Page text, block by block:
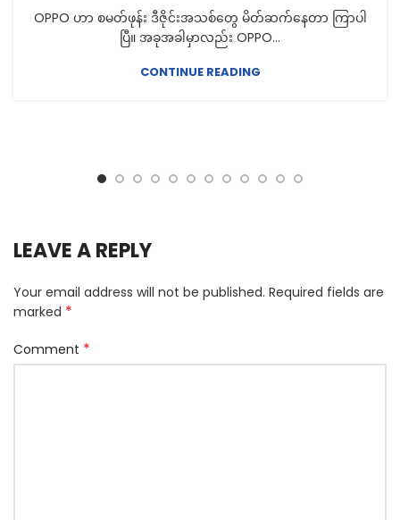
OPPO ဟာ စမတ်ဖုန်း ဒီဇိုင်းအသစ်တွေ မိတ်ဆက်နေတာ ကြာပါ
ပြီ။ အခုအခါမှာလည်း OPPO...
CONTINUE READING
LEAVE A REPLY
Your email address will not be published. Required fields are
marked *
Comment *